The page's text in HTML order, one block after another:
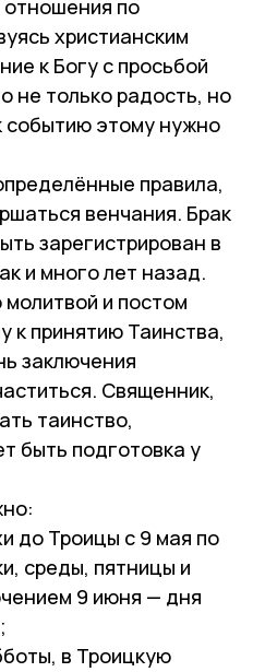
по
христианским
к Богу с просьбой
не только радость, но
событию этому нужно
правила,
венчания. Брак
зарегистрирован в
и много лет назад.
и постом
к принятию Таинства,
заключения
Священник,
таинство,
быть подготовка у
до Троицы с 9 мая по
среды, пятницы и
9 июня — дня
в Троицкую